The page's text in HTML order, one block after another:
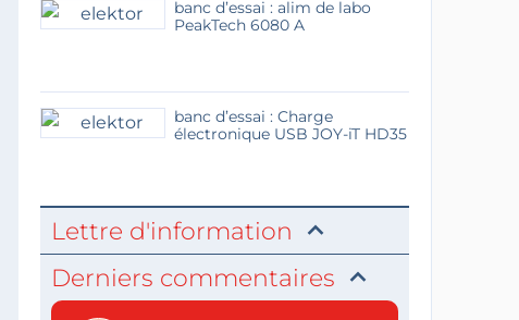
banc d’essai : alim de labo
PeakTech 6080 A
banc d’essai : Charge
électronique USB JOY-iT HD35
Lettre d'information
Derniers commentaires